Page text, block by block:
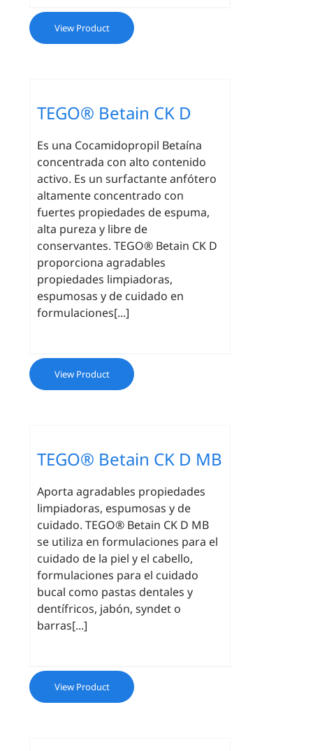
View Product
TEGO® Betain CK D
Es una Cocamidopropil Betaína
concentrada con alto contenido
activo. Es un surfactante anfótero
altamente concentrado con
fuertes propiedades de espuma,
alta pureza y libre de
conservantes. TEGO® Betain CK D
proporciona agradables
propiedades limpiadoras,
espumosas y de cuidado en
formulaciones[...]
View Product
TEGO® Betain CK D MB
Aporta agradables propiedades
limpiadoras, espumosas y de
cuidado. TEGO® Betain CK D MB
se utiliza en formulaciones para el
cuidado de la piel y el cabello,
formulaciones para el cuidado
bucal como pastas dentales y
dentífricos, jabón, syndet o
barras[...]
View Product